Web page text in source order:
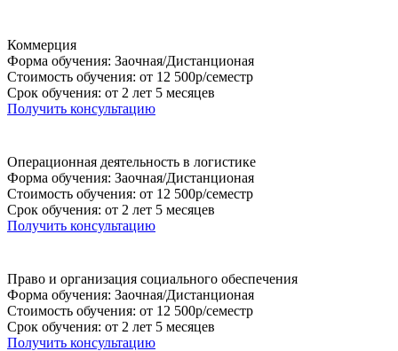
Коммерция
Форма обучения: Заочная/Дистанционая
Стоимость обучения: от 12 500р/семестр
Срок обучения: от 2 лет 5 месяцев
Получить консультацию
Операционная деятельность в логистике
Форма обучения: Заочная/Дистанционая
Стоимость обучения: от 12 500р/семестр
Срок обучения: от 2 лет 5 месяцев
Получить консультацию
Право и организация социального обеспечения
Форма обучения: Заочная/Дистанционая
Стоимость обучения: от 12 500р/семестр
Срок обучения: от 2 лет 5 месяцев
Получить консультацию